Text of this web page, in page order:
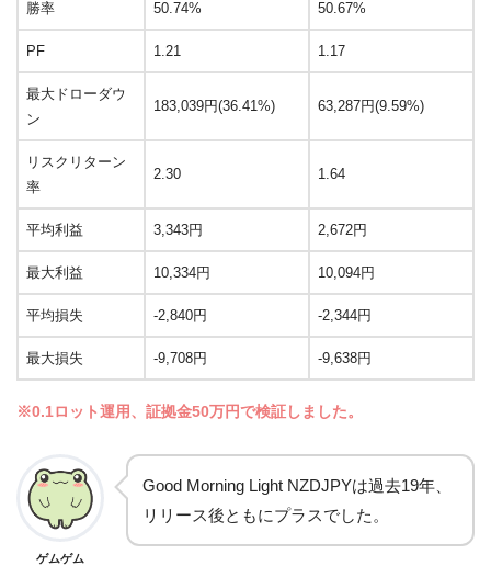
勝率 50.74% 50.67%
PF 1.21 1.17
最大ドローダウ
ン
183,039円(36.41%) 63,287円(9.59%)
リスクリターン
率
2.30 1.64
平均利益 3,343円 2,672円
最大利益 10,334円 10,094円
平均損失 -2,840円 -2,344円
最大損失 -9,708円 -9,638円
※0.1ロット運用、証拠金50万円で検証しました。
ゲムゲム
Good Morning Light NZDJPYは過去19年、
リリース後ともにプラスでした。